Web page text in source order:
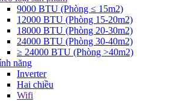
9000 BTU (Phòng ≤ 15m2)
12000 BTU (Phòng 15-20m2)
18000 BTU (Phòng 20-30m2)
24000 BTU (Phòng 30-40m2)
≥ 24000 BTU (Phòng >40m2)
năng
Inverter
Hai chiều
Wifi